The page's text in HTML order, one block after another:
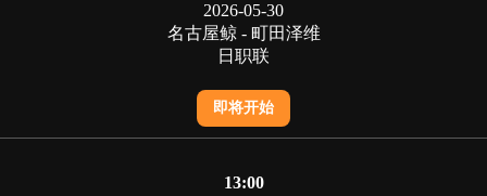
2026-05-30
名古屋鲸 - 町田泽维
日职联
即将开始
13:00